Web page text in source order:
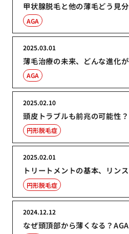
甲状腺脱毛と他の薄毛どう見
AGA
薄毛治療の未来、どんな進化
2025.03.01
AGA
頭皮トラブルも前兆の可能性
2025.02.10
円形脱毛症
トリートメントの基本、リン
2025.02.01
円形脱毛症
なぜ頭頂部から薄くなる？
2024.12.12